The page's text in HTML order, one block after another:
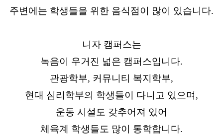
주변에는 학생들을 위한 음식점이 많이 있습니다.
니자 캠퍼스는
녹음이 우거진 넓은 캠퍼스입니다.
관광학부, 커뮤니티 복지학부,
현대 심리학부의 학생들이 다니고 있으며,
운동 시설도 갖추어져 있어
체육계 학생들도 많이 통학합니다.